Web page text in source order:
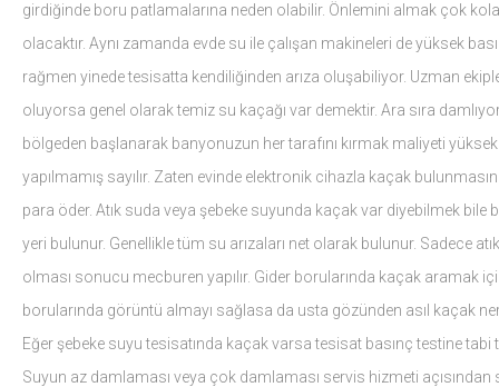
girdiğinde boru patlamalarına neden olabilir. Önlemini almak çok
olacaktır. Aynı zamanda evde su ile çalışan makineleri de yüksek
rağmen yinede tesisatta kendiliğinden arıza oluşabiliyor. Uzman
oluyorsa genel olarak temiz su kaçağı var demektir. Ara sıra
bölgeden başlanarak banyonuzun her tarafını kırmak maliyeti
yapılmamış sayılır. Zaten evinde elektronik cihazla kaçak
para öder. Atık suda veya şebeke suyunda kaçak var diyebilmek bile
yeri bulunur. Genellikle tüm su arızaları net olarak bulunur. Sadece
olması sonucu mecburen yapılır. Gider borularında kaçak aramak
borularında görüntü almayı sağlasa da usta gözünden asıl kaçak
Eğer şebeke suyu tesisatında kaçak varsa tesisat basınç testine
Suyun az damlaması veya çok damlaması servis hizmeti